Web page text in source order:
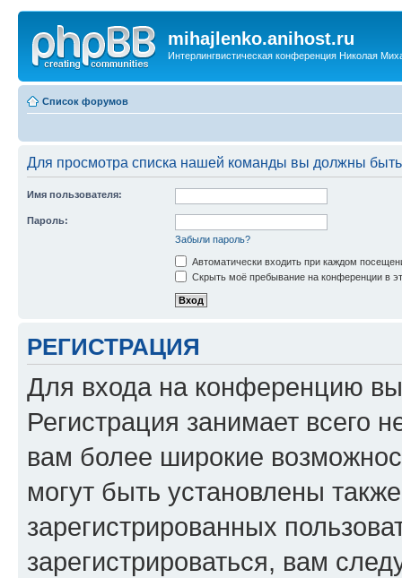
mihajlenko.anihost.ru
Интерлингвистическая конференция Николая
Список форумов
Для просмотра списка нашей команды вы должны
Имя пользователя:
Пароль:
Забыли пароль?
Автоматически входить при каждом
Скрыть моё пребывание на конференции в
РЕГИСТРАЦИЯ
Для входа на конференцию
Регистрация занимает всего
вам более широкие
могут быть установлены
зарегистрированных
зарегистрироваться, вам